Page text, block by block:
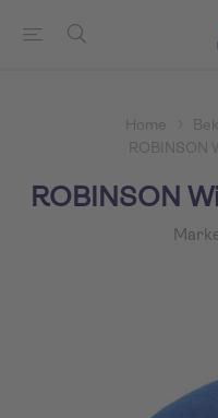
Home
ROBINSON
ROBINSON